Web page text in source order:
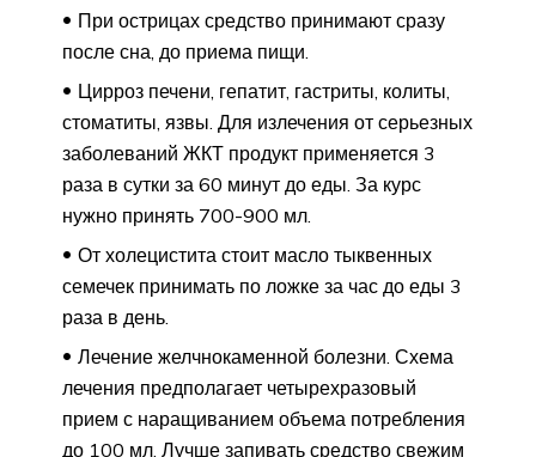
При острицах средство принимают сразу
после сна, до приема пищи.
Цирроз печени, гепатит, гастриты, колиты,
стоматиты, язвы. Для излечения от серьезных
заболеваний ЖКТ продукт применяется 3
раза в сутки за 60 минут до еды. За курс
нужно принять 700-900 мл.
От холецистита стоит масло тыквенных
семечек принимать по ложке за час до еды 3
раза в день.
Лечение желчнокаменной болезни. Схема
лечения предполагает четырехразовый
прием с наращиванием объема потребления
до 100 мл. Лучше запивать средство свежим